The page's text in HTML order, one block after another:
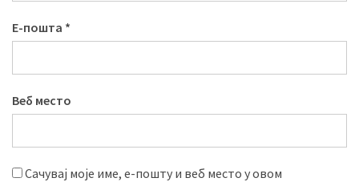
Е-пошта *
Веб место
Сачувај моје име, е-пошту и веб место у овом